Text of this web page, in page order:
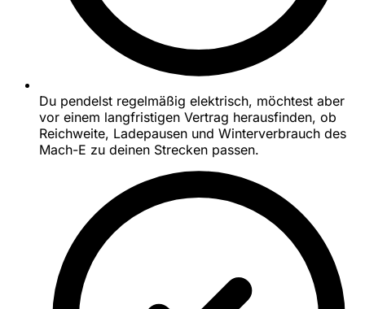
Du pendelst regelmäßig elektrisch, möchtest aber
vor einem langfristigen Vertrag herausfinden, ob
Reichweite, Ladepausen und Winterverbrauch des
Mach-E zu deinen Strecken passen.